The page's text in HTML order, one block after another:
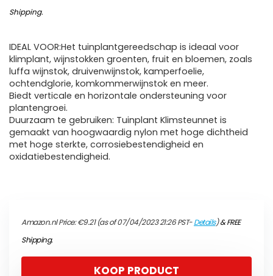
Shipping.
IDEAL VOOR:Het tuinplantgereedschap is ideaal voor
klimplant, wijnstokken groenten, fruit en bloemen, zoals
luffa wijnstok, druivenwijnstok, kamperfoelie,
ochtendglorie, komkommerwijnstok en meer.
Biedt verticale en horizontale ondersteuning voor
plantengroei.
Duurzaam te gebruiken: Tuinplant Klimsteunnet is
gemaakt van hoogwaardig nylon met hoge dichtheid
met hoge sterkte, corrosiebestendigheid en
oxidatiebestendigheid.
Amazon.nl Price:€9.21(as of 07/04/2023 21:26 PST-Details)&FREE
Shipping.
KOOP PRODUCT